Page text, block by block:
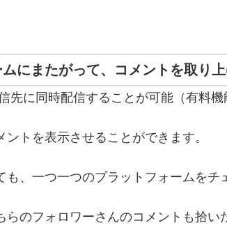
にまたがって、コメントを取り
先に同時配信することが可能（有料機
トを表示させることができます。
も、一つ一つのプラットフォームをチ
らのフォロワーさんのコメントも拾